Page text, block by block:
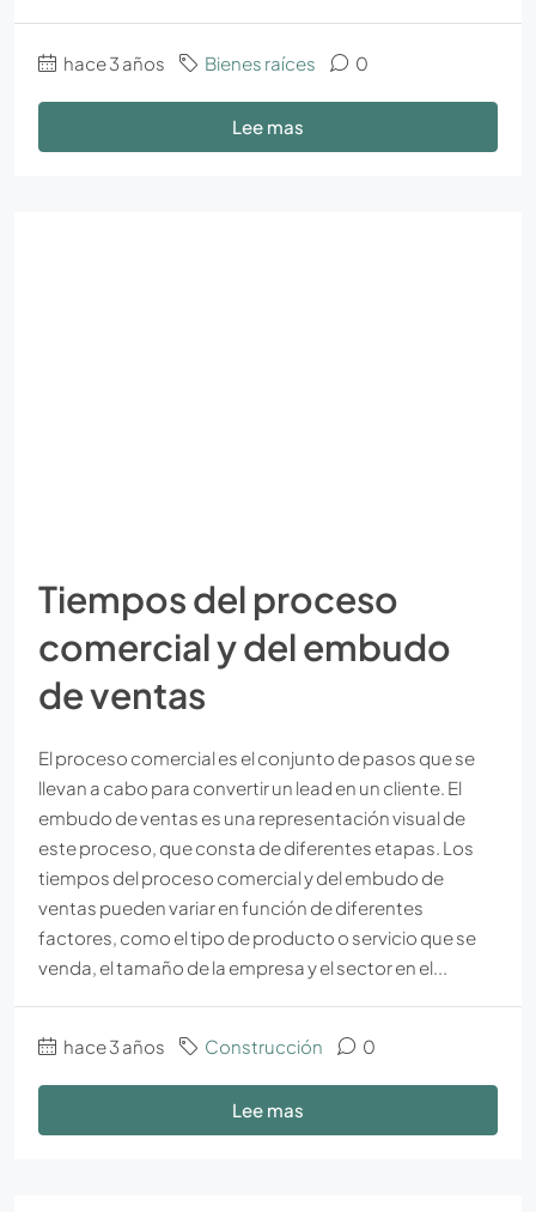
hace 3 años Bienes raíces 0
Lee mas
Tiempos del proceso
comercial y del embudo
de ventas
El proceso comercial es el conjunto de pasos que se
llevan a cabo para convertir un lead en un cliente. El
embudo de ventas es una representación visual de
este proceso, que consta de diferentes etapas. Los
tiempos del proceso comercial y del embudo de
ventas pueden variar en función de diferentes
factores, como el tipo de producto o servicio que se
venda, el tamaño de la empresa y el sector en el...
hace 3 años Construcción 0
Lee mas